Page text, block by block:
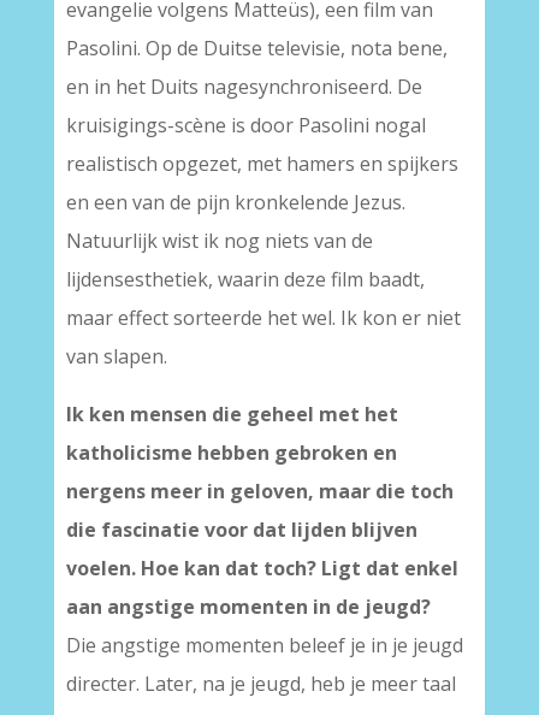
evangelie volgens Matteüs), een film van
Pasolini. Op de Duitse televisie, nota bene,
en in het Duits nagesynchroniseerd. De
kruisigings-scène is door Pasolini nogal
realistisch opgezet, met hamers en spijkers
en een van de pijn kronkelende Jezus.
Natuurlijk wist ik nog niets van de
lijdensesthetiek, waarin deze film baadt,
maar effect sorteerde het wel. Ik kon er niet
van slapen.
Ik ken mensen die geheel met het
katholicisme hebben gebroken en
nergens meer in geloven, maar die toch
die fascinatie voor dat lijden blijven
voelen. Hoe kan dat toch? Ligt dat enkel
aan angstige momenten in de jeugd?
Die angstige momenten beleef je in je jeugd
directer. Later, na je jeugd, heb je meer taal